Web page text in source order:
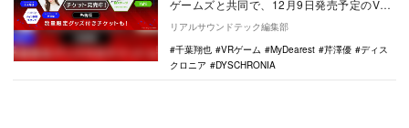
ゲームズと共同で、12月9日発売予定のVR
捜査ゲーム『DYSCHRONIA：Chr…
リアルサウンドテック編集部
千葉翔也
VRゲーム MyDearest 芹澤優
ディス
クロニア
DYSCHRONIA